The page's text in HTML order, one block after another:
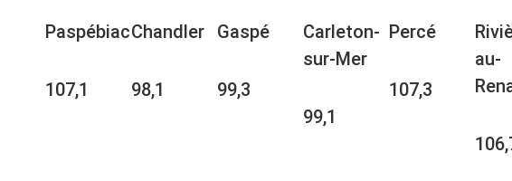
Paspébiac
107,1
Chandler
98,1
Gaspé
99,3
Carleton-
sur-Mer
99,1
Percé
107,3
au-